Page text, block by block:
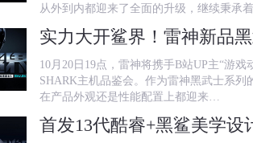
从外到内都迎来了全面的升级，继续秉承
10月20日19点，雷神将携手B站UP主“游
SHARK主机品鉴会。作为雷神黑武士系
在产品外观还是性能配置上都迎来…